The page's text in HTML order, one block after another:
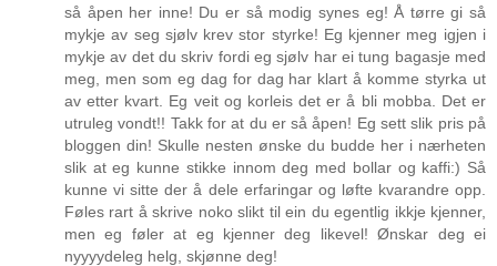
så åpen her inne! Du er så modig synes eg! Å tørre gi så
mykje av seg sjølv krev stor styrke! Eg kjenner meg igjen i
mykje av det du skriv fordi eg sjølv har ei tung bagasje med
meg, men som eg dag for dag har klart å komme styrka ut
av etter kvart. Eg veit og korleis det er å bli mobba. Det er
utruleg vondt!! Takk for at du er så åpen! Eg sett slik pris på
bloggen din! Skulle nesten ønske du budde her i nærheten
slik at eg kunne stikke innom deg med bollar og kaffi:) Så
kunne vi sitte der å dele erfaringar og løfte kvarandre opp.
Føles rart å skrive noko slikt til ein du egentlig ikkje kjenner,
men eg føler at eg kjenner deg likevel! Ønskar deg ei
nyyyydeleg helg, skjønne deg!